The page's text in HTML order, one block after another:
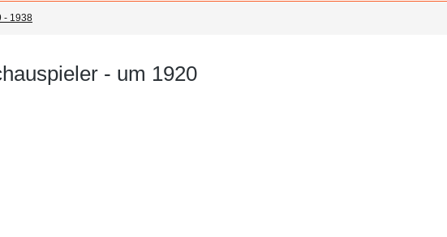
- 1938
- um 1920